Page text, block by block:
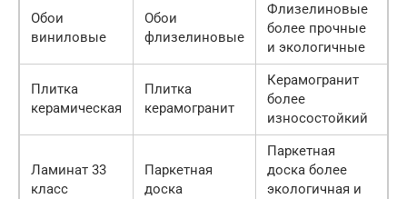
Обои
виниловые
Обои
флизелиновые
Флизелиновые
более прочные
и экологичные
Плитка
керамическая
Плитка
керамогранит
Керамогранит
более
износостойкий
Ламинат 33
класс
Паркетная
доска
Паркетная
доска более
экологичная и